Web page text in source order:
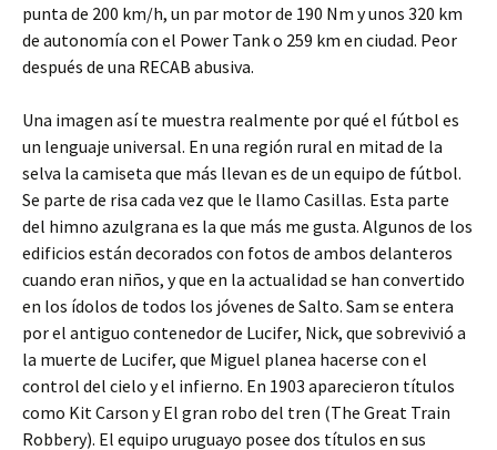
punta de 200 km/h, un par motor de 190 Nm y unos 320 km
de autonomía con el Power Tank o 259 km en ciudad. Peor
después de una RECAB abusiva.
Una imagen así te muestra realmente por qué el fútbol es
un lenguaje universal. En una región rural en mitad de la
selva la camiseta que más llevan es de un equipo de fútbol.
Se parte de risa cada vez que le llamo Casillas. Esta parte
del himno azulgrana es la que más me gusta. Algunos de los
edificios están decorados con fotos de ambos delanteros
cuando eran niños, y que en la actualidad se han convertido
en los ídolos de todos los jóvenes de Salto. Sam se entera
por el antiguo contenedor de Lucifer, Nick, que sobrevivió a
la muerte de Lucifer, que Miguel planea hacerse con el
control del cielo y el infierno. En 1903 aparecieron títulos
como Kit Carson y El gran robo del tren (The Great Train
Robbery). El equipo uruguayo posee dos títulos en sus